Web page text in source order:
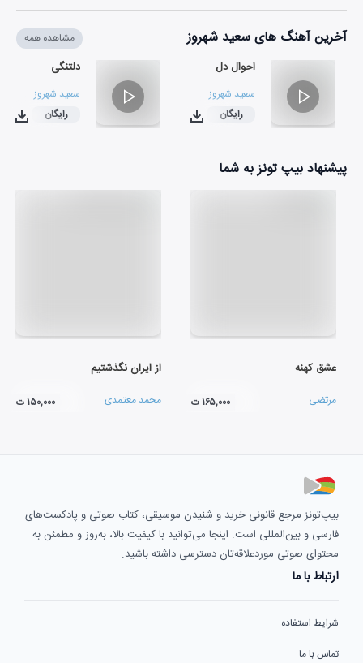
آخرین آهنگ های سعید شهروز مشاهده همه
احوال دل
سعید شهروز
۰۴:۲۶
رایگان
دلتنگی
سعید شهروز
۰۳:۲۲
رایگان
پیشنهاد بیپ تونز به شما
عشق کهنه
مرتضی ۱۶۵,۰۰۰ ت
از ایران نگذشتیم
محمد معتمدی ۱۵۰,۰۰۰ ت
بیپ‌تونز مرجع قانونی خرید و شنیدن موسیقی، کتاب صوتی و پادکست‌های
فارسی و بین‌المللی است. اینجا می‌توانید با کیفیت بالا، به‌روز و مطمئن به
محتوای صوتی موردعلاقه‌تان دسترسی داشته باشید.
ارتباط با ما
شرایط استفاده
تماس با ما